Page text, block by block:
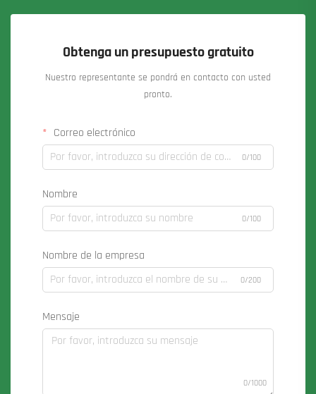
Obtenga un presupuesto gratuito
Nuestro representante se pondrá en contacto con usted
pronto.
Correo electrónico
0/100
Nombre
0/100
Nombre de la empresa
0/200
Mensaje
0/1000